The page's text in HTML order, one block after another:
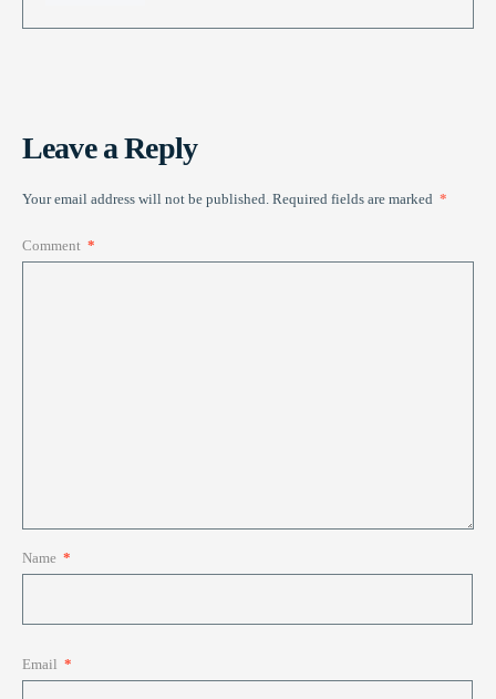
Leave a Reply
Your email address will not be published. Required fields are marked *
Comment *
Name *
Email *